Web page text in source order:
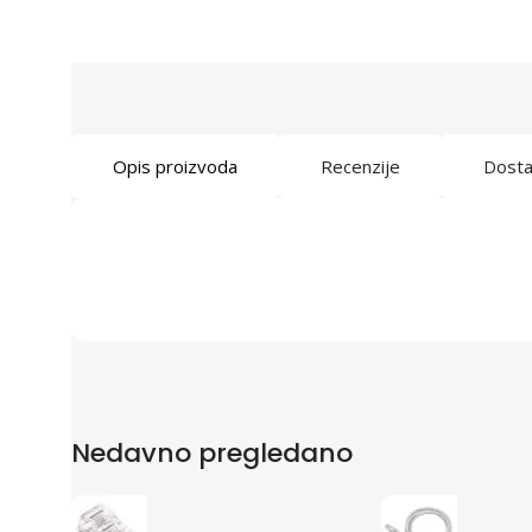
Opis proizvoda Recenzije
Nedavno pregledano